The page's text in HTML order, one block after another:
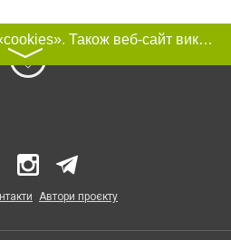
Цей сайт використовує «cookies». Також веб-сайт використовує інтернет-сервіс для збору технічних даних стосовно відвідувачів з метою отримання маркетингової та статистичної інформації. Умови обробки даних відвідувачів сайту див.
〉
Автори проєкту